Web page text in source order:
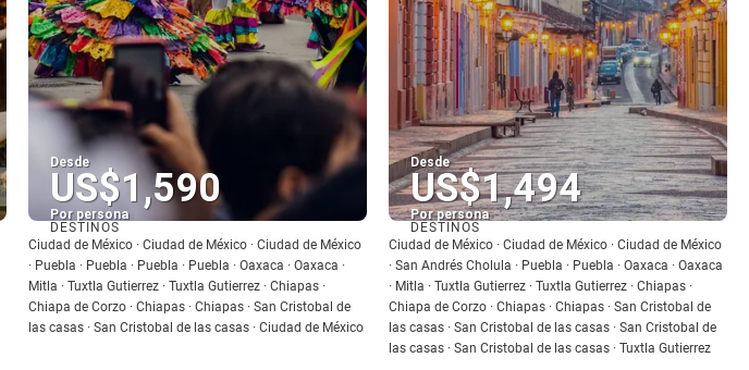
Desde
US$1,590
Por persona
Ver
DESTINOS
Ciudad de México · Ciudad de México · Ciudad de México
· Puebla · Puebla · Puebla · Puebla · Oaxaca · Oaxaca ·
Mitla · Tuxtla Gutierrez · Tuxtla Gutierrez · Chiapas ·
Chiapa de Corzo · Chiapas · Chiapas · San Cristobal de
las casas · San Cristobal de las casas · Ciudad de México
Desde
US$1,494
Por persona
Ver
DESTINOS
Ciudad de México · Ciudad de México · Ciudad de México
· San Andrés Cholula · Puebla · Puebla · Oaxaca · Oaxaca
· Mitla · Tuxtla Gutierrez · Tuxtla Gutierrez · Chiapas ·
Chiapa de Corzo · Chiapas · Chiapas · San Cristobal de
las casas · San Cristobal de las casas · San Cristobal de
las casas · San Cristobal de las casas · Tuxtla Gutierrez